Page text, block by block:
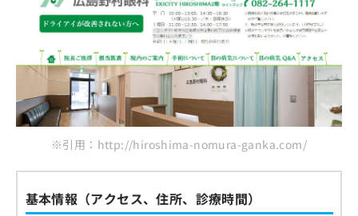
※引用：http://hiroshima-nomura-ganka.com/
基本情報（アクセス、住所、診療時間）